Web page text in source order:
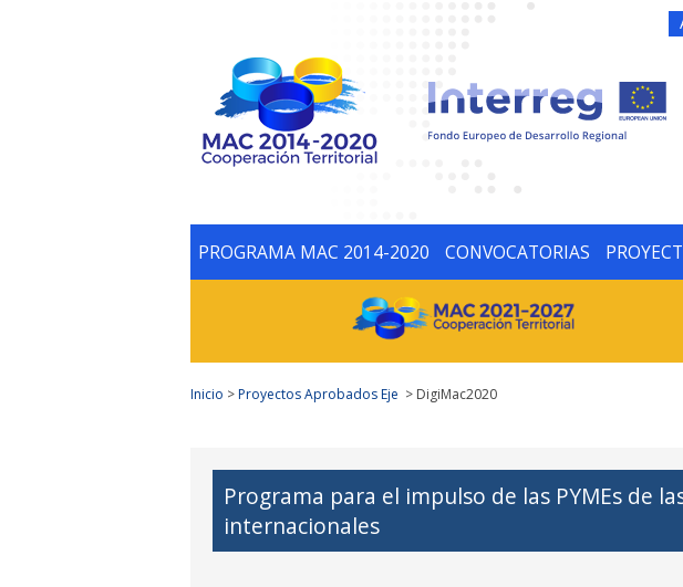
PROGRAMA MAC 2014-2020 CONVOCATORIAS
Inicio >Proyectos Aprobados Eje > DigiMac2020
Programa para el impulso de las PYMEs de
internacionales